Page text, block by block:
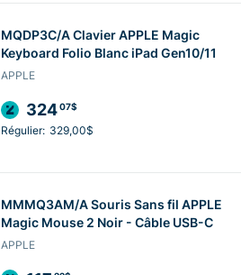
MQDP3C/A Clavier APPLE Magic
Keyboard Folio Blanc iPad Gen10/11
APPLE
32407$
Régulier: 329,00$
MMMQ3AM/A Souris Sans fil APPLE
Magic Mouse 2 Noir - Câble USB-C
APPLE